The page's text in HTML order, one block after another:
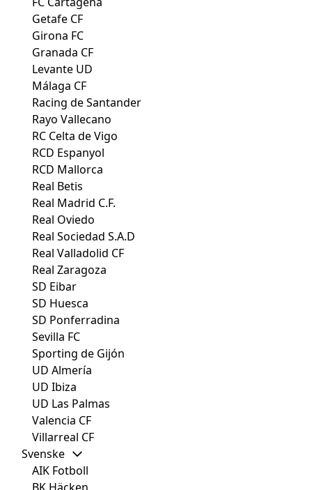
Getafe CF
Girona FC
Granada CF
Levante UD
Málaga CF
Racing de Santander
Rayo Vallecano
RC Celta de Vigo
RCD Espanyol
RCD Mallorca
Real Betis
Real Madrid C.F.
Real Oviedo
Real Sociedad S.A.D
Real Valladolid CF
Real Zaragoza
SD Eibar
SD Huesca
SD Ponferradina
Sevilla FC
Sporting de Gijón
UD Almería
UD Ibiza
UD Las Palmas
Valencia CF
Villarreal CF
Svenske
AIK Fotboll